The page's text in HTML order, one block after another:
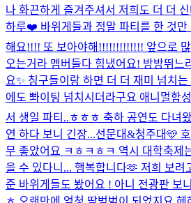
나 화끈하게 즐겨주셔서 저희도 더 더
하루❤️ 바위게들과 정말 파티를 한 것만
해요!!!! 또 보아야해!!!!!!!!!!!!! 앞으로
오는거라 멤버들다 힘냈어요! 방방뛰
요✨ 칭구들이랑 하면 더 더 재미 넘치
에도 뽜이팅 넘치시더라구요 애니멀함
서 생일 파티..ㅎㅎㅎ 축하 공연도 다녀
연 하다 보니 긴장...선문대&청주대🩵
무 좋았어요 ㅋㅎㅋㅎㅋ 역시 대학축제
을 수 있다니... 행복합니다🫶 저희 보
준 바위게들도 봤어요 ! 아니 전광판 보